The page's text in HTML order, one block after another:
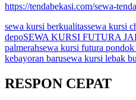
https://tendabekasi.com/sewa-
sewa kursi berkualitassewa kursi
depoSEWA KURSI FUTURA
palmerahsewa kursi futura pondok
kebayoran barusewa kursi lebak
RESPON CEPAT